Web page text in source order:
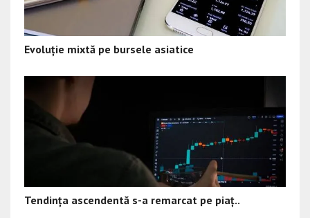
Evoluție mixtă pe bursele asiatice
Tendința ascendentă s-a remarcat pe piaț..